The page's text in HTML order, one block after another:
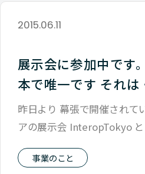
2015.06.11
展示会に参加中です
本で唯一です それは
昨日より 幕張で開催されて
アの展示会 InteropTokyo
事業のこと